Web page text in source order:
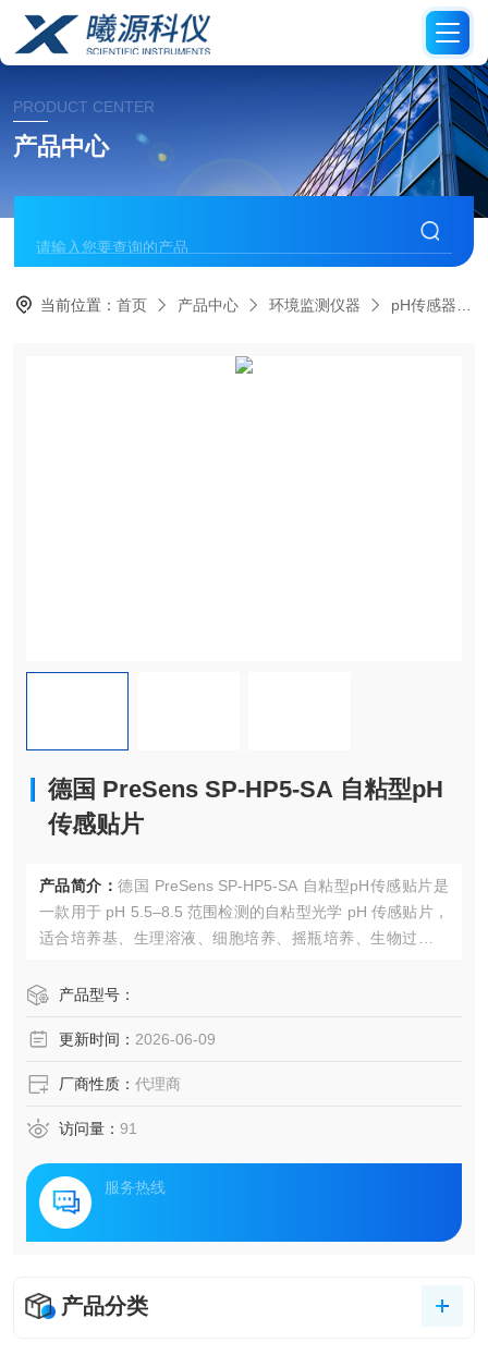
PRODUCT CENTER
产品中心
当前位置：首页 产品中心 环境监测仪器 pH传感器
德国 PreSens SP-HP5-SA 自粘型pH
传感贴片
产品简介： 德国 PreSens SP-HP5-SA 自粘型pH传感贴片是
一款用于 pH 5.5–8.5 范围检测的自粘型光学 pH 传感贴片，
适合培养基、生理溶液、细胞培养、摇瓶培养、生物过程开
玻璃或多数塑料容器内壁，并通过容器外部的光纤探头读取
产品型号：
更新时间： 2026-06-09
厂商性质： 代理商
访问量： 91
服务热线
产品分类